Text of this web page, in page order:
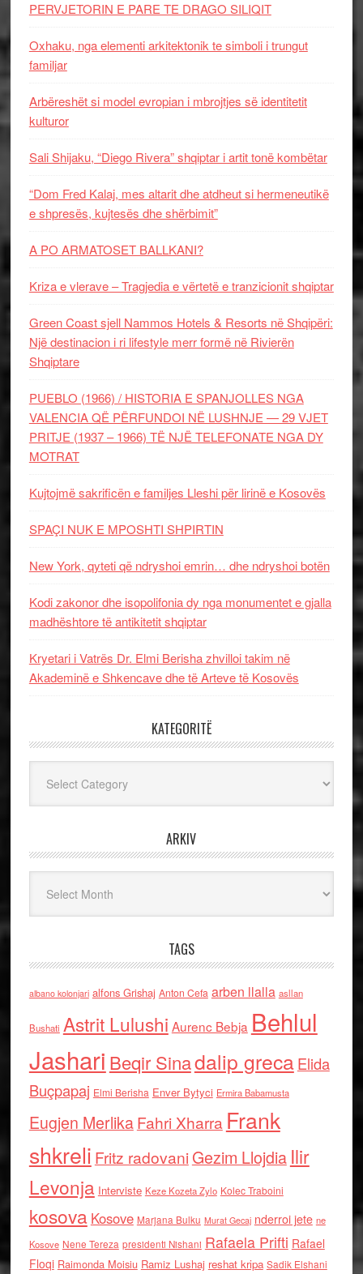
PERVJETORIN E PARE TE DRAGO SILIQIT
Oxhaku, nga elementi arkitektonik te simboli i trungut
familjar
Arbëreshët si model evropian i mbrojtjes së identitetit
kulturor
Sali Shijaku, “Diego Rivera” shqiptar i artit tonë kombëtar
“Dom Fred Kalaj, mes altarit dhe atdheut si hermeneutikë
e shpresës, kujtesës dhe shërbimit”
A PO ARMATOSET BALLKANI?
Kriza e vlerave – Tragjedia e vërtetë e tranzicionit shqiptar
Green Coast sjell Nammos Hotels & Resorts në Shqipëri:
Një destinacion i ri lifestyle merr formë në Rivierën
Shqiptare
PUEBLO (1966) / HISTORIA E SPANJOLLES NGA
VALENCIA QË PËRFUNDOI NË LUSHNJE — 29 VJET
PRITJE (1937 – 1966) TË NJË TELEFONATE NGA DY
MOTRAT
Kujtojmë sakrificën e familjes Lleshi për lirinë e Kosovës
SPAÇI NUK E MPOSHTI SHPIRTIN
New York, qyteti që ndryshoi emrin… dhe ndryshoi botën
Kodi zakonor dhe isopolifonia dy nga monumentet e gjalla
madhështore të antikitetit shqiptar
Kryetari i Vatrës Dr. Elmi Berisha zhvilloi takim në
Akademinë e Shkencave dhe të Arteve të Kosovës
KATEGORITË
ARKIV
TAGS
albano kolonjari alfons Grishaj Anton Cefa arben llalla asllan
Bushati Astrit Lulushi Aurenc Bebja Behlul
Jashari Beqir Sinadalip grecaElida
Buçpapaj Elmi Berisha Enver Bytyci Ermira Babamusta
Eugjen MerlikaFahri Xharra Frank
shkreli Fritz radovaniGezim Llojdia Ilir
Levonja Interviste Keze Kozeta Zylo Kolec Traboini
kosova Kosove Marjana Bulku Murat Gecaj nderroi jete ne
Kosove Nene Tereza presidenti Nishani Rafaela Prifti Rafael
Floqi Raimonda Moisiu Ramiz Lushaj reshat kripa Sadik Elshani